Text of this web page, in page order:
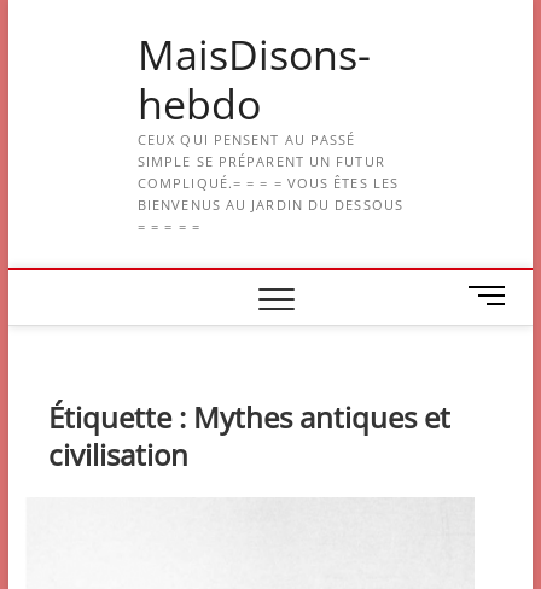
MaisDisons-
hebdo
CEUX QUI PENSENT AU PASSÉ
SIMPLE SE PRÉPARENT UN FUTUR
COMPLIQUÉ.= = = = VOUS ÊTES LES
BIENVENUS AU JARDIN DU DESSOUS
= = = = =
M
e
Étiquette : Mythes antiques et
civilisation